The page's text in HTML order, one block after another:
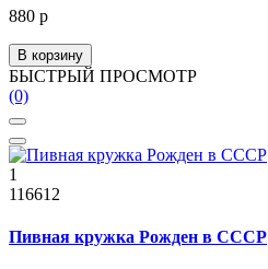
880 р
В корзину
БЫСТРЫЙ ПРОСМОТР
(0)
1
116612
Пивная кружка Рожден в СССР